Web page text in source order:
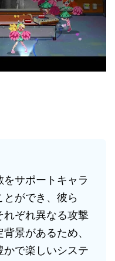
サポートキャラ
とができ、彼ら
れぞれ異なる攻撃
景があるため、
で楽しいシステ